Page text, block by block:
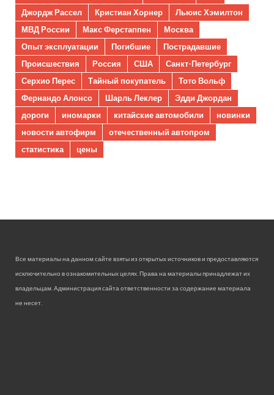
Джордж Рассел
Кристиан Хорнер
Льюис Хэмилтон
МВД России
Макс Ферстаппен
Москва
Опыт эксплуатации
Погибшие
Пострадавшие
Происшествия
Россия США
Санкт-Петербург
Серхио Перес
Тайный покупатель
Тото Вольф
Фернандо Алонсо
Шарль Леклер
Эдди Джордан
дороги
иномарки китайские автомобили
новинки
новости автофирм
отечественный автопром
статистика
цены
Все материалы на данном сайте взяты из открытых источников и предоставляются
исключительно в ознакомительных целях. Права на материалы принадлежат их
владельцам. Администрация сайта ответственности за содержание материала
не несет.